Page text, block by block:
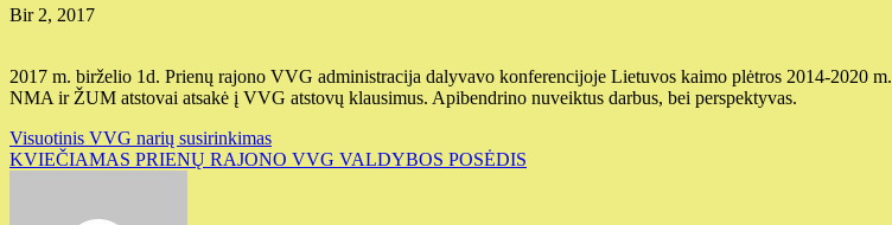
Bir 2, 2017
2017 m. birželio 1d. Prienų rajono VVG administracija dalyvavo konferencijoje Lietuvos kaimo plėtros 2014-2020
NMA ir ŽUM atstovai atsakė į VVG atstovų klausimus. Apibendrino nuveiktus darbus, bei perspektyvas.
Navigacija
tarp
Visuotinis VVG narių susirinkimas
KVIEČIAMAS PRIENŲ RAJONO VVG VALDYBOS POSĖDIS